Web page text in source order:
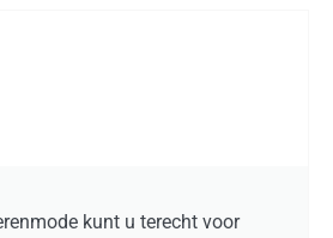
kunt u terecht voor